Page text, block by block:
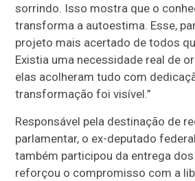
sorrindo. Isso mostra que o
transforma a autoestima. Esse,
projeto mais acertado de todos
Existia uma necessidade real de
elas acolheram tudo com
transformação foi visível.”
Responsável pela destinação de
parlamentar, o ex-deputado
também participou da entrega
reforçou o compromisso com a